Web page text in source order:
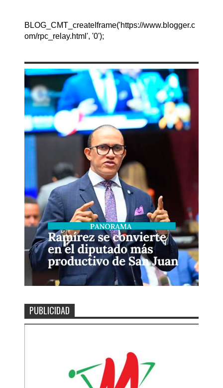
BLOG_CMT_createIframe('https://www.blogger.c
om/rpc_relay.html', '0');
PUBLICIDAD